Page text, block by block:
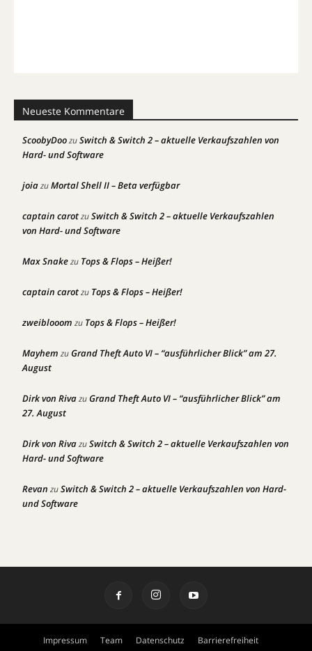
Neueste Kommentare
ScoobyDoozuSwitch & Switch 2 – aktuelle Verkaufszahlen von
Hard- und Software
joiazuMortal Shell II – Beta verfügbar
captain carotzuSwitch & Switch 2 – aktuelle Verkaufszahlen
von Hard- und Software
Max Snakezu Tops & Flops – Heißer!
captain carotzu Tops & Flops – Heißer!
zweiblooom zu Tops & Flops – Heißer!
Mayhem zuGrand Theft Auto VI – “ausführlicher Blick” am 27.
August
Dirk von RivazuGrand Theft Auto VI – “ausführlicher Blick” am
27. August
Dirk von RivazuSwitch & Switch 2 – aktuelle Verkaufszahlen von
Hard- und Software
Revan zuSwitch & Switch 2 – aktuelle Verkaufszahlen von Hard-
und Software
Impressum Team Datenschutz
Barrierefreiheit